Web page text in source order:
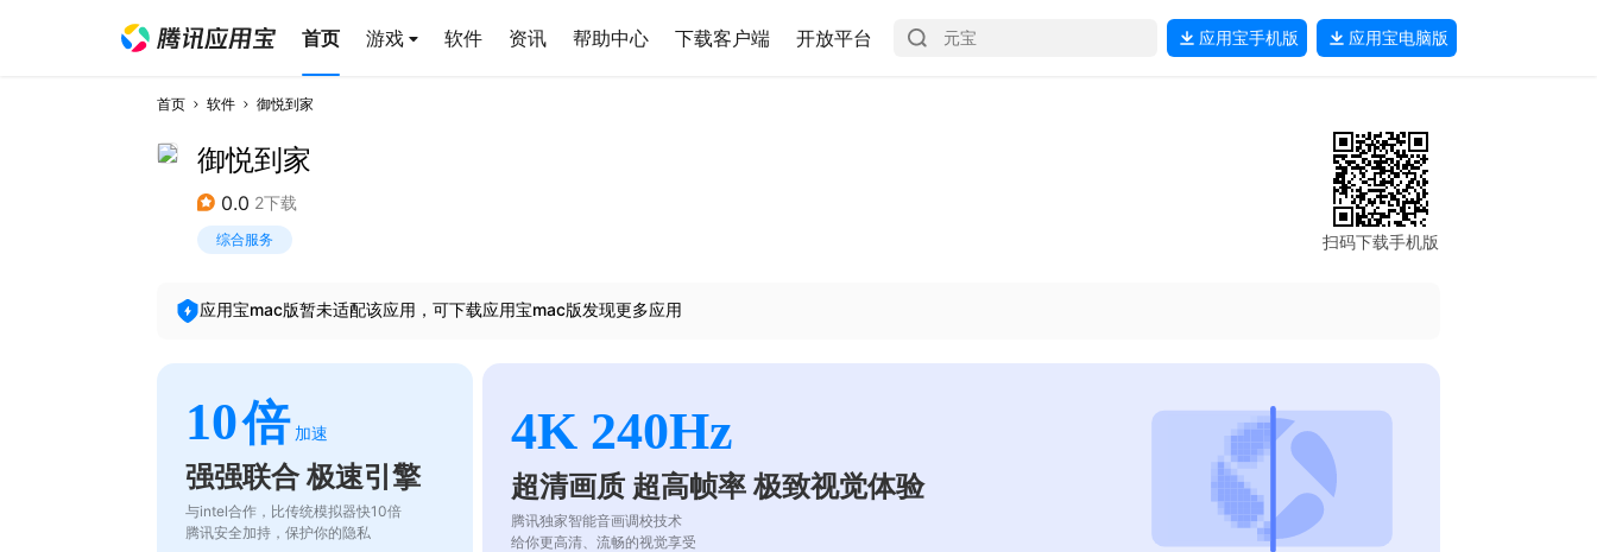
首页 游戏 软件 资讯 帮助中心 下载客户端 开放平台 应用宝手机版 应用宝电脑版
首页 软件 御悦到家
御悦到家
0.0 2下载
综合服务 扫码下载手机版
应用宝mac版暂未适配该应用，可下载应用宝mac版发现更多应用
10倍 加速
强强联合 极速引擎
与intel合作，比传统模拟器快10倍
腾讯安全加持，保护你的隐私
4K 240Hz
超清画质 超高帧率 极致视觉体验
腾讯独家智能音画调校技术
给你更高清、流畅的视觉享受